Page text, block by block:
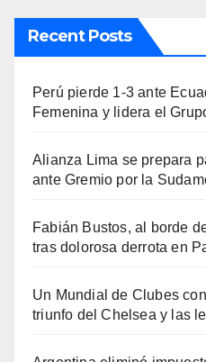
Recent Posts
Perú pierde 1-3 ante
Femenina y lidera el
Alianza Lima se prepara
ante Gremio por la
Fabián Bustos, al borde
tras dolorosa derrota en
Un Mundial de Clubes
triunfo del Chelsea y las